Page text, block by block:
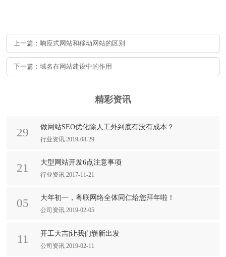
上一篇：响应式网站和移动网站的区别
下一篇：域名在网站建设中的作用
精彩资讯
29 做网站SEO优化除人工外到底有没有成本？
行业资讯 2019-08-29
21 大型网站开发6点注意事项
行业资讯 2017-11-21
05 大年初一，粤联网络全体同仁给您拜年啦！
公司资讯 2019-02-05
11 开工大吉|让我们崭新出发
公司资讯 2019-02-11